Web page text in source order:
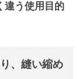
違う使用目的
、縫い縮め